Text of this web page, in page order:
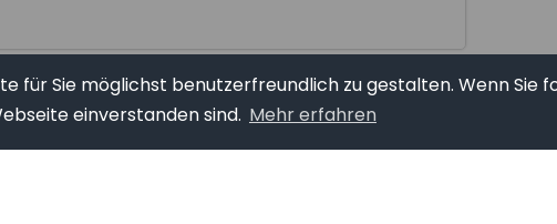
für Sie möglichst benutzerfreundlich zu gestalten. Wenn Sie
einverstanden sind. Mehr erfahren